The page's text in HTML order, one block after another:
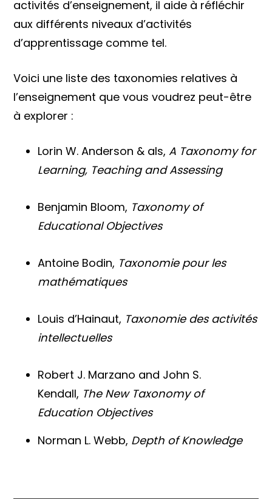
activités d’enseignement, il aide à réfléchir
aux différents niveaux d’activités
d’apprentissage comme tel.
Voici une liste des taxonomies relatives à
l’enseignement que vous voudrez peut-être
à explorer :
Lorin W. Anderson & als,A Taxonomy for
Learning, Teaching and Assessing
Benjamin Bloom, Taxonomy of
Educational Objectives
Antoine Bodin, Taxonomie pour les
mathématiques
Louis d’Hainaut, Taxonomie des activités
intellectuelles
Robert J. Marzano and John S.
Kendall, The New Taxonomy of
Education Objectives
Norman L. Webb, Depth of Knowledge